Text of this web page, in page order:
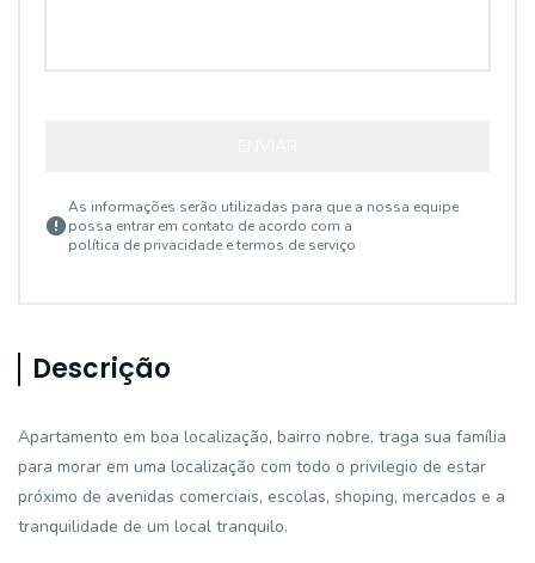
As informações serão utilizadas para que a nossa equipe
possa entrar em contato de acordo com a
política de privacidade e termos de serviço
Descrição
Apartamento em boa localização, bairro nobre, traga sua família
para morar em uma localização com todo o privilegio de estar
próximo de avenidas comerciais, escolas, shoping, mercados e a
tranquilidade de um local tranquilo.